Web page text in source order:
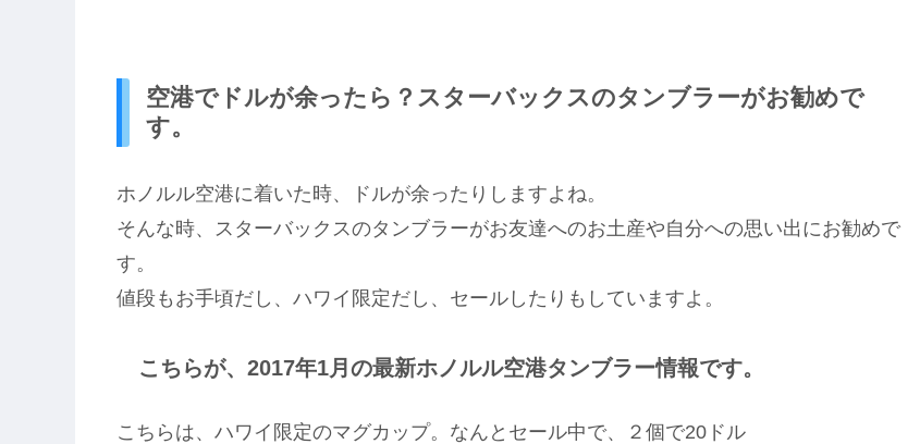
空港でドルが余ったら？スターバックスのタンブラーがお勧めで
す。
ホノルル空港に着いた時、ドルが余ったりしますよね。
そんな時、スターバックスのタンブラーがお友達へのお土産や自分への思い出にお勧めで
す。
値段もお手頃だし、ハワイ限定だし、セールしたりもしていますよ。
こちらが、2017年1月の最新ホノルル空港タンブラー情報です。
こちらは、ハワイ限定のマグカップ。なんとセール中で、２個で20ドル